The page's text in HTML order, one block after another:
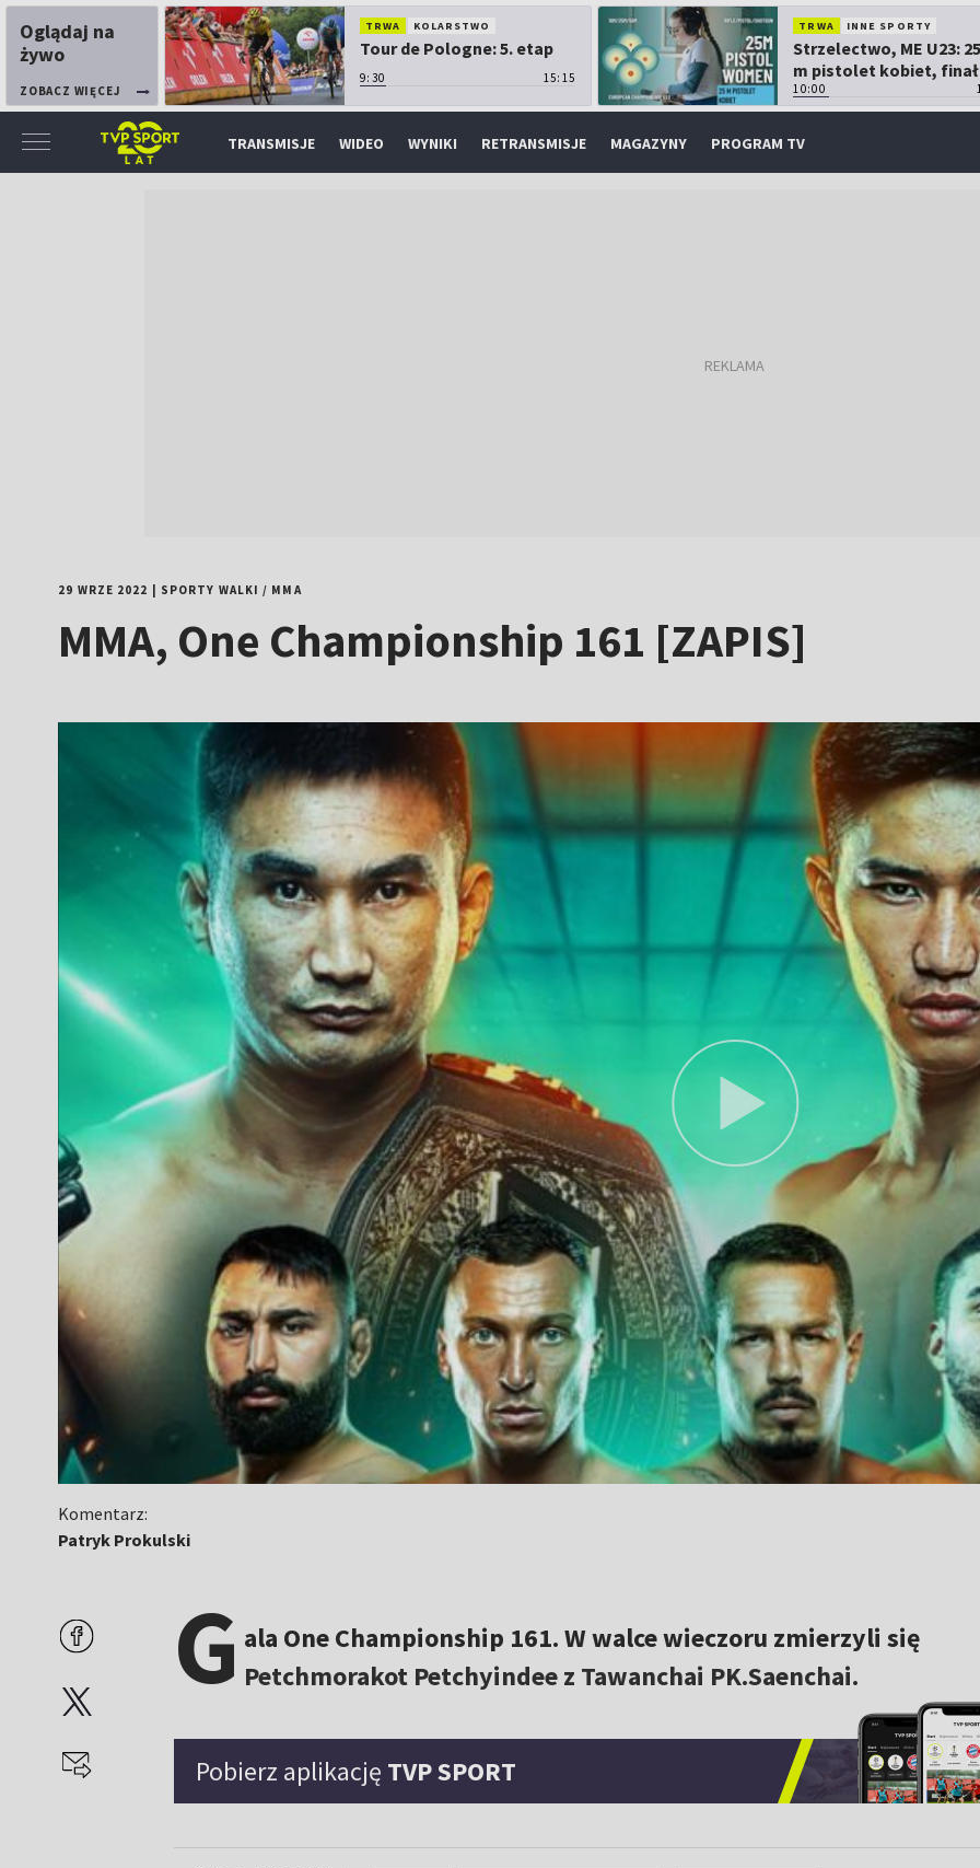
Oglądaj na
żywo
ZOBACZ WIĘCEJ
TRWA KOLARSTWO
Tour de Pologne: 5. etap
9:30 15:15
TRWA INNE SPORTY
Strzelectwo, ME U23:
m pistolet kobiet, finał
10:00
TRANSMISJE WIDEO WYNIKI RETRANSMISJE MAGAZYNY PROGRAM TV
29 WRZE 2022 SPORTY WALKI / MMA
MMA, One Championship 161 [ZAPIS]
Komentarz:
Patryk Prokulski
G ala One Championship 161. W walce wieczoru zmierzyli się
Petchmorakot Petchyindee z Tawanchai PK.Saenchai.
Pobierz aplikację TVP SPORT